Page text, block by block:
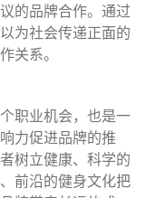
的品牌合作。通过
为社会传递正面的
关系。
职业机会，也是一
力促进品牌的推
树立健康、科学的
前沿的健身文化把